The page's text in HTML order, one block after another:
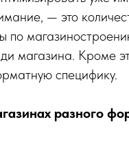
— это
по
магазина. Кроме
специфику.
разного